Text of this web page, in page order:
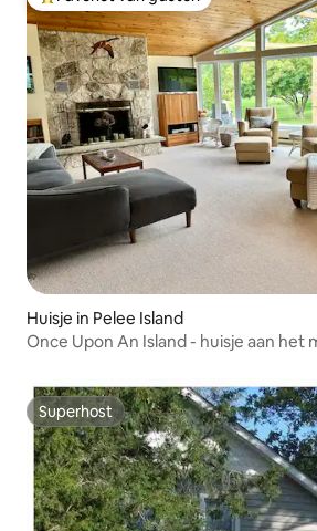
Topfavoriet van gasten
Huisje in Pelee Island
Once Upon An Island - huisje aan het
Superhost
Superhost